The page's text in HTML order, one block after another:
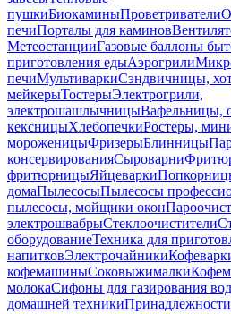
пушкиБиокаминыПроветриватели
печиПорталы для каминов
МетеостанцииГазовые баллоны
приготовления едыАэрогрили
печиМультиваркиСэндвичницы,
мейкерыТостерыЭлектрогрили,
электрошашлычницыВафельницы,
кексницыХлебопечкиРостеры,
мороженицыФризерыБлинницы
консервированияСыроварни
фритюрницыЯйцеварки
домаПылесосыПылесосы
пылесосы, мойщики окон
электрошвабрыСтеклоочистители
оборудованиеТехника для
напитковЭлектрочайники
кофемашиныСоковыжималки
молокаСифоны для газирования
домашней техники